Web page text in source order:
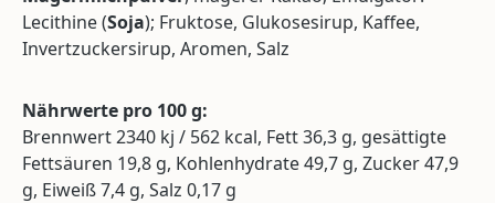
Lecithine (Soja); Fruktose, Glukosesirup, Kaffee,
Invertzuckersirup, Aromen, Salz
Nährwerte pro 100 g:
Brennwert 2340 kj / 562 kcal, Fett 36,3 g, gesättigte
Fettsäuren 19,8 g, Kohlenhydrate 49,7 g, Zucker 47,9
g, Eiweiß 7,4 g, Salz 0,17 g